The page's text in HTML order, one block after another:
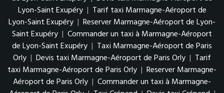
Lyon-Saint Exupéry | Tarif taxi Marmagne-Aéroport de
Lyon-Saint Exupéry | Reserver Marmagne-Aéroport de Lyon-
Saint Exupéry | Commander un taxi à Marmagne-Aéroport
de Lyon-Saint Exupéry | Taxi Marmagne-Aéroport de Paris
Orly | Devis taxi Marmagne-Aéroport de Paris Orly | Tarif
taxi Marmagne-Aéroport de Paris Orly | Reserver Marmagne-
Aéroport de Paris Orly | Commander un taxi à Marmagne-